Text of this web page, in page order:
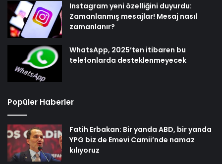
Instagram yeni özelliğini duyurdu:
Zamanlanmış mesajlar! Mesaj nasıl
zamanlanır?
WhatsApp, 2025’ten itibaren bu
telefonlarda desteklenmeyecek
Popüler Haberler
Fatih Erbakan: Bir yanda ABD, bir yanda
YPG biz de Emevi Camii’nde namaz
kılıyoruz